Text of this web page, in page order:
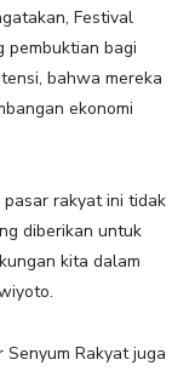
Festival
pembuktian bagi
bahwa mereka
ekonomi
rakyat ini tidak
diberikan untuk
kita dalam
Rakyat juga